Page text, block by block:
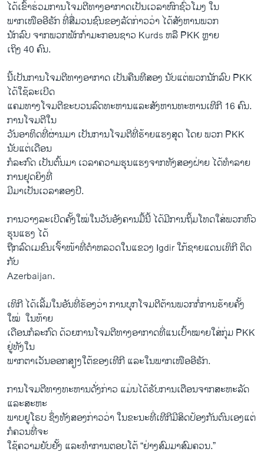
ໄດ້​ເຂົ້າ​ຮ່ວມ​ການໂຈມຕີທາງອາກາດເປັນເວລາ​ຫົກ​ຊົ່ວ​ໂມງ ​ໃນ
​ພາກ​ເໜືອ​ອີຣັກ ທີ່​ສື່ມວນຊົນຂອງ​ລັດ​ກ່າວ​ວ່າ ​ໄດ້​ສັງຫານ​ພວກ​
ນັກ​ລົບ ​ຈາກພວກພັກກຳມະກອນຊາວ Kurds ຫລື PKK ຫຼາຍ
ເຖິງ 40 ຄົນ.
ນີ້​ເປັນການ​ໂຈມ​ຕີທາງ​ອາກາດ ເປັນຄືນທີສອງ ນັບ​ແຕ່ພວກ​ນັກ​ລົບ PKK ​
ໄດ້​ໃຊ້ລະ​ເບີດ​
ແຄມທາງ​ໂຈມ​ຕີ​ຂະ​ບວນລົດ​ທະຫານແລະ​ສັງຫານທະຫານເທີ​ກີ 16 ຄົນ.
ການ​ໂຈມ​ຕີ​ໃນ
​ວັນ​ອາທິດ​ທີ່​ຜ່ານ​ມາ ​ເປັນ​ການໂຈມຕີທີ່ຮ້າຍແຮງສຸດ​ ໂດ​ຍ ພວກ PKK
ນັບ​ແຕ່​ເດືອນ
​ກໍລະກົດ ເປັນຕົ້ນມາ ເວລາ​ຄວາມຮຸນ​ແຮງ​ຈາກ​ທັງ​ສອງຝ່າຍ ​ໄດ້​ທຳລາຍ​
ການ​ຢຸດ​ຍິງທີ່
ມີມາ​ເປັນ​ເວລາ​ສອງ​ປີ.
ການວາງ​ລ​ະ​ເບີດຄັ້ງ​ໃໝ່​ໃນ​ວັນ​ອັງ​ຄານ​ມື້​ນີ້ ​ໄດ້ມີການຖິ້ມໂທດໃສ່​ພວກ​ຫົວ​
ຮຸນແຮງ ໄດ້
ຖືກລົດເມຂົນ​ເຈົ້າ​ໜ້າ​ທີ່​ຕຳຫລວດໃນ​ແຂວງ Igdir ​ໃກ້​ຊາຍ​ແດນເທິ​ກີ ຕິດ
ກັບ
Azerbaijan.
​ເທິ​ກີ ​ໄດ້​ເລີ້ມ​ໃນອັນ​ທີ່​ຮ້ອງ​ວ່າ ການບຸກໂຈມຕີຕ້ານພວກ​ກໍ່​ການ​ຮ້າຍ​ຄັ້ງ
ໃໝ່ ​ ​ໃນ​ທ້າຍ
​ເດືອນກໍລະ​ກົດ ດ້ວຍ​ການ​ໂຈມ​ຕີ​ທາງ​ອາກາດທີ່ແນເປົ້າໝາຍໃສ່​ກຸ່ມ PKK
ຢູ່ທັງ​ໃນ​
ພາກ​ຕາ​ເວັນ​ອອກສຽງ​ໃຕ້ຂອງເທີກີ ແລະ​ໃນ​ພາກ​ເໜືອ​ອີຣັກ.
ການໂຈມ​ຕີ​ທາງ​ທະຫານ​ດັ່ງກ່າວ ແມ່ນໄດ້ຮັບການເຕືອນຈາກສະຫະລັດ ​
ແລະ​ສະຫະ
ພາບ​ຢູ​ໂຣບ ຊຶ່ງ​ທັງ​ສອງ​ກ່າວ​ວ່າ ​ໃນ​ຂະນະ​ທີ່​ເທີ​ກີມີ​ສິດປ້ອງ​ກັນ​ຕົນ​ເອງ​ແຕ່
ກໍຄວນ​ທີ່​ຈະ
​ໃຊ້ຄວາມຍັບ​ຢັ້ງ ​ແລະທຳການ​ຕອບ​ໂຕ້ “ຢ່າງ​ສົມ​ມາ​ສົມຄວນ.”